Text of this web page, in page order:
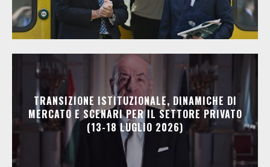
TRANSIZIONE ISTITUZIONALE, DINAMICHE DI
MERCATO E SCENARI PER IL SETTORE PRIVATO
(13-18 LUGLIO 2026)